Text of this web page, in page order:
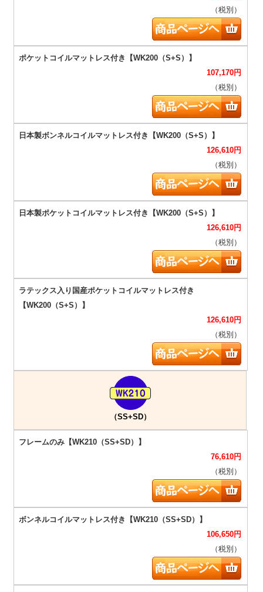
（税別）
107,170円
（税別）
126,610円
（税別）
126,610円
（税別）
126,610円
（税別）
（SS+SD）
76,610円
（税別）
106,650円
（税別）